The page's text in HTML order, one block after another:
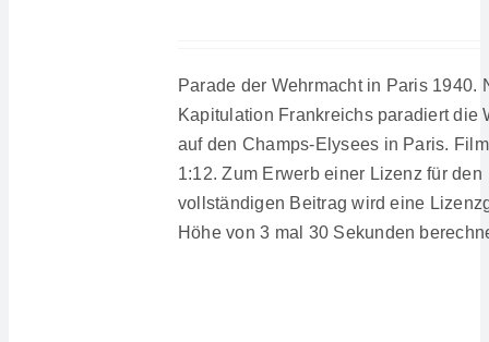
Parade der Wehrmacht in Paris 1940.
Kapitulation Frankreichs paradiert die
auf den Champs-Elysees in Paris.
1:12. Zum Erwerb einer Lizenz für den
vollständigen Beitrag wird eine
Höhe von 3 mal 30 Sekunden